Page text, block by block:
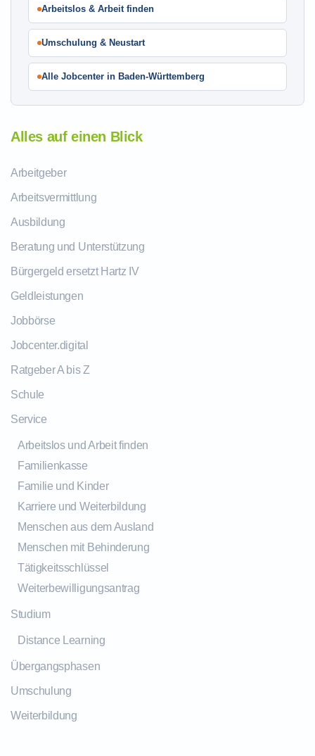
Arbeitslos & Arbeit finden
Umschulung & Neustart
Alle Jobcenter in Baden-Württemberg
Alles auf einen Blick
Arbeitgeber
Arbeitsvermittlung
Ausbildung
Beratung und Unterstützung
Bürgergeld ersetzt Hartz IV
Geldleistungen
Jobbörse
Jobcenter.digital
Ratgeber A bis Z
Schule
Service
Arbeitslos und Arbeit finden
Familienkasse
Familie und Kinder
Karriere und Weiterbildung
Menschen aus dem Ausland
Menschen mit Behinderung
Tätigkeitsschlüssel
Weiterbewilligungsantrag
Studium
Distance Learning
Übergangsphasen
Umschulung
Weiterbildung